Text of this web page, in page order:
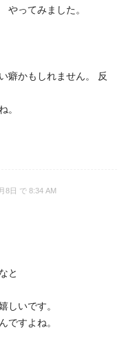
ってみました。
癖かもしれません。 反
。
8日 で 8:34 AM
と
しいです。
ですよね。